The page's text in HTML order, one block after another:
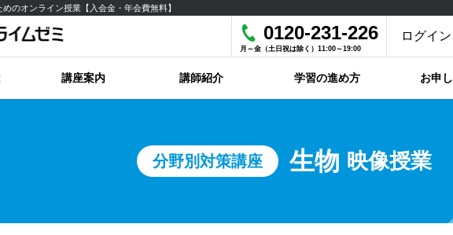
のオンライン授業【入会金・年会費無料】
0120-231-226
月～金（土日祝は除く）11:00～19:00
ログイン
講座案内 講師紹介 学習の進め方 お申
分野別対策講座 生物 映像授業